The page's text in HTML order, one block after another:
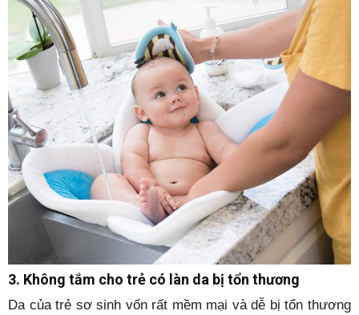
3. Không tắm cho trẻ có làn da bị tổn thương
Da của trẻ sơ sinh vốn rất mềm mại và dễ bị tổn thương